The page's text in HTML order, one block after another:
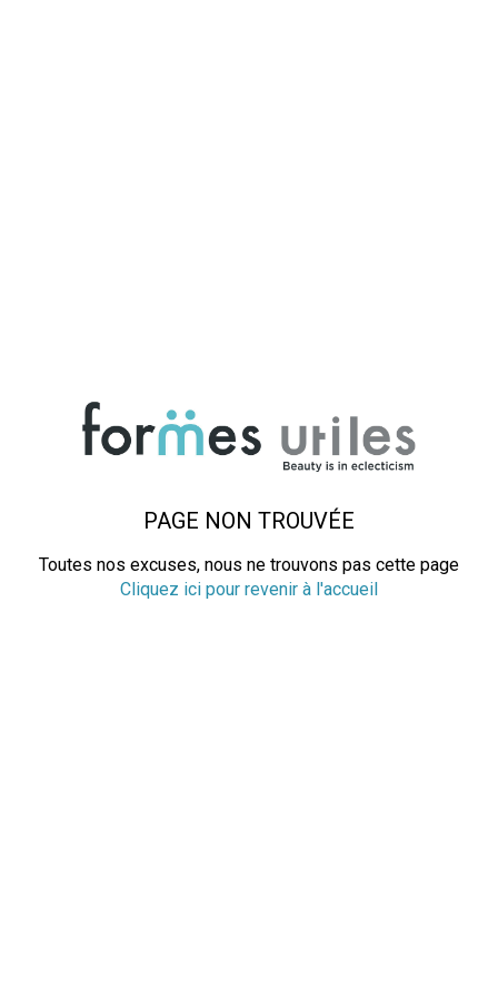
PAGE NON TROUVÉE
Toutes nos excuses, nous ne trouvons pas cette page
Cliquez ici pour revenir à l'accueil